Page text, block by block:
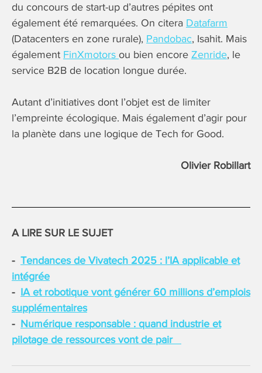
du concours de start-up d’autres pépites ont
également été remarquées. On citera Datafarm
(Datacenters en zone rurale), Pandobac, Isahit. Mais
également FinXmotors ou bien encore Zenride, le
service B2B de location longue durée.
Autant d’initiatives dont l’objet est de limiter
l’empreinte écologique. Mais également d’agir pour
la planète dans une logique de Tech for Good.
Olivier Robillart
A LIRE SUR LE SUJET
Tendances de Vivatech 2025 : l’IA applicable et
intégrée
IA et robotique vont générer 60 millions d’emplois
supplémentaires
Numérique responsable : quand industrie et
pilotage de ressources vont de pair